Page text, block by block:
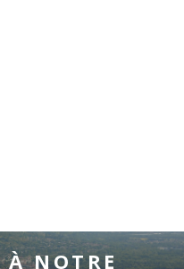
À NOTRE